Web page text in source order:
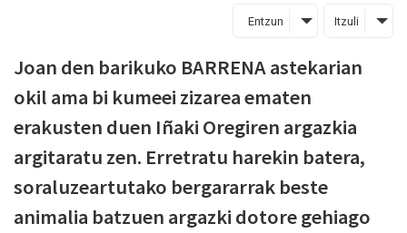
Entzun Itzuli
Joan den barikuko BARRENA astekarian
okil ama bi kumeei zizarea ematen
erakusten duen Iñaki Oregiren argazkia
argitaratu zen. Erretratu harekin batera,
soraluzeartutako bergararrak beste
animalia batzuen argazki dotore gehiago